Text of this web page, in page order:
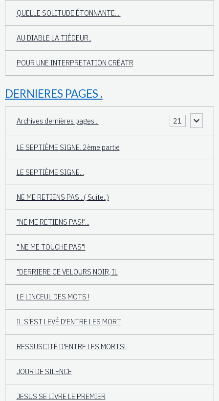
QUELLE SOLITUDE ÉTONNANTE...!
AU DIABLE LA TIÉDEUR..
POUR UNE INTERPRETATION CRÉATR
DERNIERES PAGES .
Archives dernières pages... 21
LE SEPTIÈME SIGNE. 2ème partie
LE SEPTIÈME SIGNE...
NE ME RETIENS PAS...( Suite..)
"NE ME RETIENS PAS!"...
" NE ME TOUCHE PAS"!
"DERRIERE CE VELOURS NOIR, IL
LE LINCEUL DES MOTS !
IL S'EST LEVÉ D'ENTRE LES MORT
RESSUSCITÉ D'ENTRE LES MORTS!.
JOUR DE SILENCE
JESUS SE LIVRE LE PREMIER